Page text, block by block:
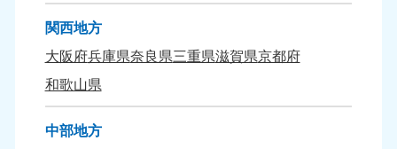
関西地方
大阪府兵庫県奈良県三重県滋賀県京都府
和歌山県
中部地方